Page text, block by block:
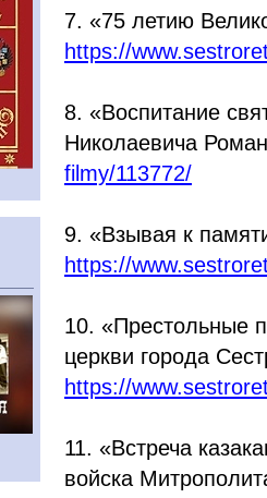
7. «75 летию
https://
8. «Воспитание
Николаевича
filmy/113772/
9. «Взывая к
https://
10. «Престольные
церкви города
https://
11. «Встреча
войска